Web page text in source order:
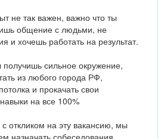
не так важен, важно что ты
общение с людьми, не
и хочешь работать на результат.
сильное окружение,
из любого города РФ,
и прокачать свои
на все 100%
откликом на эту вакансию, мы
назначать собеседования